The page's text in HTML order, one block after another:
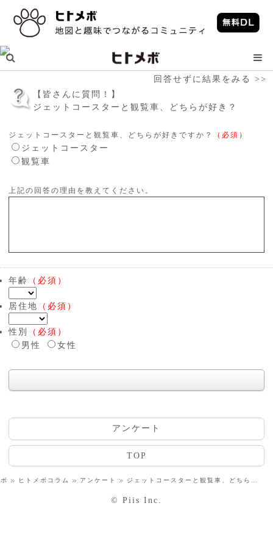
回答せずに結果をみる >>
【皆さんに質問！】
ジェットコースターと観覧車、どちらが好き？
ジェットコースターと観覧車、どちらが好きですか？ （必須）
ジェットコースター
観覧車
上記の回答の理由を教えてください。
年齢 （必須）
居住地 （必須）
性別
（必須）
男性
女性
アンケート
TOP
ヒトメボコラム アンケート ジェットコースターと観覧車、どちらが好き？
© Piis Inc.